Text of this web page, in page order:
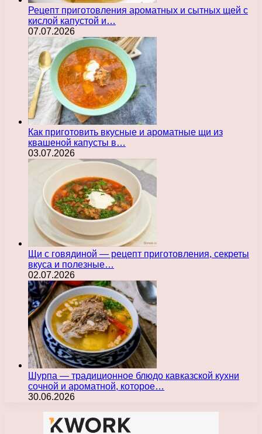
Рецепт приготовления ароматных и сытных щей с
кислой капустой и…
07.07.2026
Как приготовить вкусные и ароматные щи из
квашеной капусты в…
03.07.2026
Щи с говядиной — рецепт приготовления, секреты
вкуса и полезные…
02.07.2026
Шурпа — традиционное блюдо кавказской кухни
сочной и ароматной, которое…
30.06.2026